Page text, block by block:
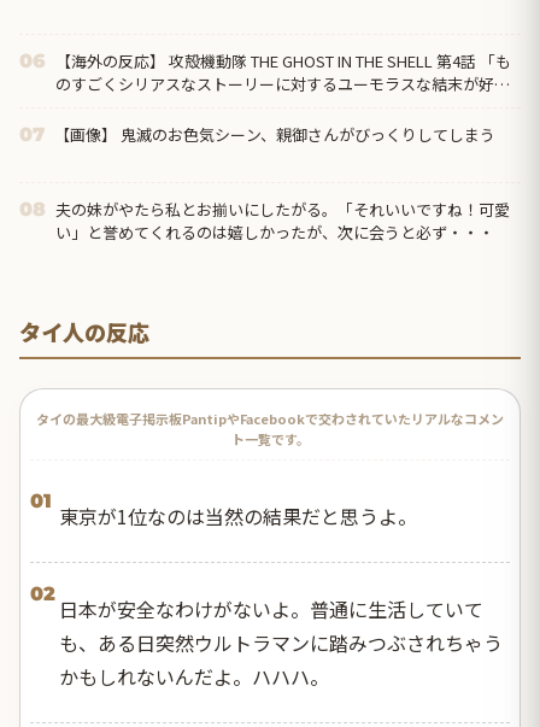
06
【海外の反応】 攻殻機動隊 THE GHOST IN THE SHELL 第4話 「も
のすごくシリアスなストーリーに対するユーモラスな結末が好
07 【画像】 鬼滅のお色気シーン、親御さんがびっくりしてしまう
08 夫の妹がやたら私とお揃いにしたがる。「それいいですね！可愛
い」と誉めてくれるのは嬉しかったが、次に会うと必ず・・・
タイ人の反応
タイの最大級電子掲示板PantipやFacebookで交わされていたリアルなコメン
ト一覧です。
01
東京が1位なのは当然の結果だと思うよ。
02
日本が安全なわけがないよ。普通に生活していて
も、ある日突然ウルトラマンに踏みつぶされちゃう
かもしれないんだよ。ハハハ。